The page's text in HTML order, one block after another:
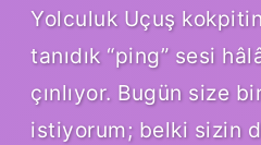
Yolculuk Uçuş
tanıdık “ping” sesi
çınlıyor. Bugün size
istiyorum; belki sizin